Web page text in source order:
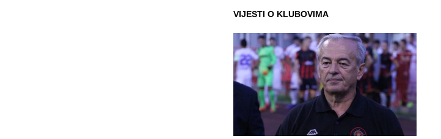
VIJESTI O KLUBOVIMA